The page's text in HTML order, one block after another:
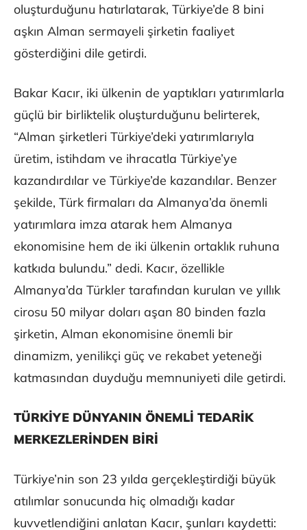
oluşturduğunu hatırlatarak, Türkiye’de 8 bini
aşkın Alman sermayeli şirketin faaliyet
gösterdiğini dile getirdi.
Bakar Kacır, iki ülkenin de yaptıkları yatırımlarla
güçlü bir birliktelik oluşturduğunu belirterek,
“Alman şirketleri Türkiye’deki yatırımlarıyla
üretim, istihdam ve ihracatla Türkiye’ye
kazandırdılar ve Türkiye’de kazandılar. Benzer
şekilde, Türk firmaları da Almanya’da önemli
yatırımlara imza atarak hem Almanya
ekonomisine hem de iki ülkenin ortaklık ruhuna
katkıda bulundu.” dedi. Kacır, özellikle
Almanya’da Türkler tarafından kurulan ve yıllık
cirosu 50 milyar doları aşan 80 binden fazla
şirketin, Alman ekonomisine önemli bir
dinamizm, yenilikçi güç ve rekabet yeteneği
katmasından duyduğu memnuniyeti dile getirdi.
TÜRKİYE DÜNYANIN ÖNEMLİ TEDARİK
MERKEZLERİNDEN BİRİ
Türkiye’nin son 23 yılda gerçekleştirdiği büyük
atılımlar sonucunda hiç olmadığı kadar
kuvvetlendiğini anlatan Kacır, şunları kaydetti: